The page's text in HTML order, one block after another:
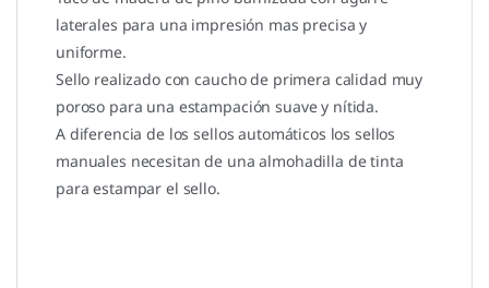
laterales para una impresión mas precisa y
uniforme.
Sello realizado con caucho de primera calidad muy
poroso para una estampación suave y nítida.
A diferencia de los sellos automáticos los sellos
manuales necesitan de una almohadilla de tinta
para estampar el sello.